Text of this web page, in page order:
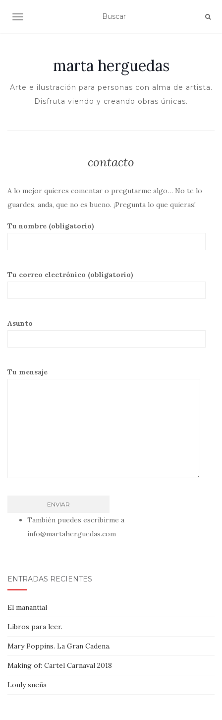
ALTERNAR NAVEGACIÓN
marta herguedas
Arte e ilustración para personas con alma de artista.
Disfruta viendo y creando obras únicas.
contacto
A lo mejor quieres comentar o pregutarme algo… No te lo
guardes, anda, que no es bueno. ¡Pregunta lo que quieras!
Tu nombre (obligatorio)
Tu correo electrónico (obligatorio)
Asunto
Tu mensaje
También puedes escribirme a
info@martaherguedas.com
ENTRADAS RECIENTES
El manantial
Libros para leer.
Mary Poppins. La Gran Cadena.
Making of: Cartel Carnaval 2018
Louly sueña